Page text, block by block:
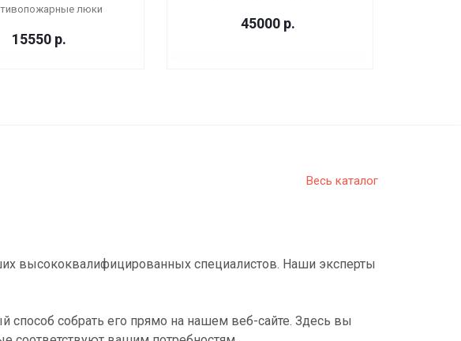
люки
15550 р.
45000 р.
Весь каталог
высококвалифицированных специалистов. Наши эксперты
способ собрать его прямо на нашем веб-сайте. Здесь вы